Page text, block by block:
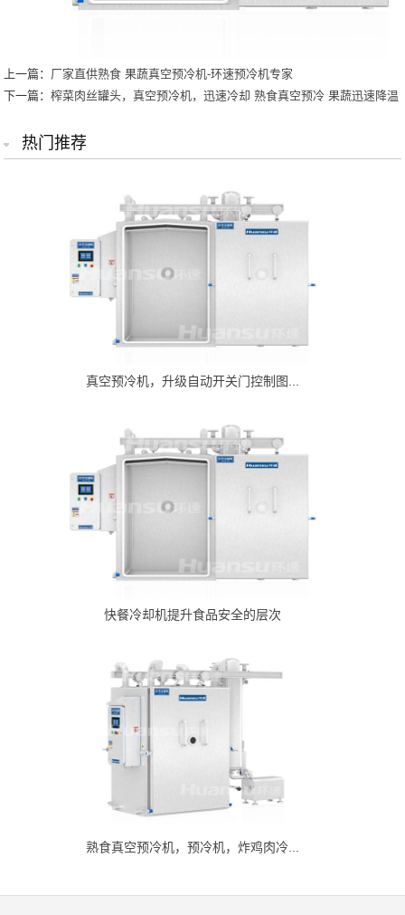
上一篇： 厂家直供熟食 果蔬真空预冷机-环速预冷机专家
下一篇：榨菜肉丝罐头，真空预冷机，迅速冷却 熟食真空预冷 果蔬迅速降温
热门推荐
真空预冷机，升级自动开关门控制图...
快餐冷却机提升食品安全的层次
熟食真空预冷机，预冷机，炸鸡肉冷...